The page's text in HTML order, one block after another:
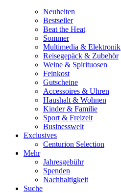
Neuheiten
Bestseller
Beat the Heat
Sommer
Multimedia & Elektronik
Reisegepäck & Zubehör
Weine & Spirituosen
Feinkost
Gutscheine
Accessoires & Uhren
Haushalt & Wohnen
Kinder & Familie
Sport & Freizeit
Businesswelt
Exclusives
Centurion Selection
Mehr
Jahresgebühr
Spenden
Nachhaltigkeit
Suche